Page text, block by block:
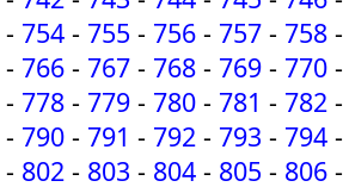
- 754 - 755 - 756 - 757 - 758 -
- 766 - 767 - 768 - 769 - 770 -
- 778 - 779 - 780 - 781 - 782 -
- 790 - 791 - 792 - 793 - 794 -
- 802 - 803 - 804 - 805 - 806 -